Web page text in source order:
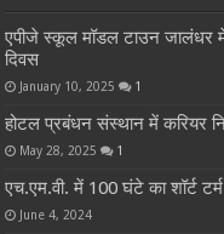
एपीजे स्कूल मॉडल टाउन जालंधर में
दिवस
January 10, 2025 1
होटल प्रबंधन संस्थान में करियर
May 28, 2025 1
एच.एम.वी. में 100 घंटे का शॉर्ट
June 4, 2024